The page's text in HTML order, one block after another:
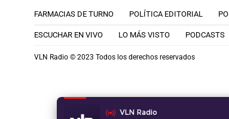
VLN Radio
FARMACIAS DE TURNO POLÍTICA EDITORIAL
ESCUCHAR EN VIVO LO MÁS VISTO PODCASTS
VLN Radio © 2023 Todos los derechos reservados